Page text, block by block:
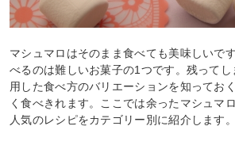
マシュマロはそのまま食べても美味しいで
べるのは難しいお菓子の1つです。残って
用した食べ方のバリエーションを知ってお
く食べきれます。ここでは余ったマシュマ
人気のレシピをカテゴリー別に紹介します。